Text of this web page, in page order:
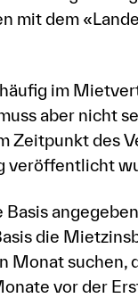
mit dem
im
aber nicht
Zeitpunkt des
veröffentlicht
die
Monat suchen,
vor der